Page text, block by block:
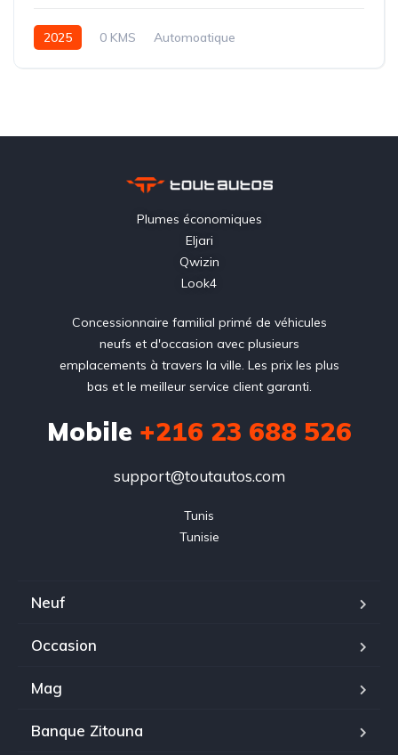
2025 0 KMS
Automoatique
Plumes économiques
Eljari
Qwizin
Look4
Concessionnaire familial primé de véhicules
neufs et d'occasion avec plusieurs
emplacements à travers la ville. Les prix les plus
bas et le meilleur service client garanti.
Mobile +216 23 688 526
support@toutautos.com
Tunis
Tunisie
Neuf
Occasion
Mag
Banque Zitouna